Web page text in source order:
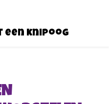
een knipoog